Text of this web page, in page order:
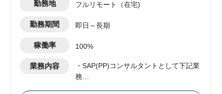
勤務地 フルリモート（在宅)
勤務期間 即日～長期
稼働率 100%
業務内容
・SAP(PP)コンサルタントとして下記業
務